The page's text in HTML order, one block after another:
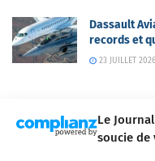
Le
soucie
Dassault
records et
23 JUILLET 2026